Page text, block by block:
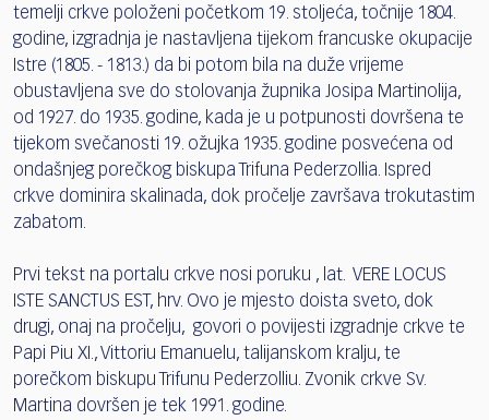
temelji crkve položeni početkom 19. stoljeća, točnije 1804.
godine, izgradnja je nastavljena tijekom francuske okupacije
Istre (1805. - 1813.) da bi potom bila na duže vrijeme
obustavljena sve do stolovanja župnika Josipa Martinolija,
od 1927. do 1935. godine, kada je u potpunosti dovršena te
tijekom svečanosti 19. ožujka 1935. godine posvećena od
ondašnjeg porečkog biskupa Trifuna Pederzollia. Ispred
crkve dominira skalinada, dok pročelje završava trokutastim
zabatom.
Prvi tekst na portalu crkve nosi poruku , lat. VERE LOCUS
ISTE SANCTUS EST, hrv. Ovo je mjesto doista sveto, dok
drugi, onaj na pročelju, govori o povijesti izgradnje crkve te
Papi Piu XI., Vittoriu Emanuelu, talijanskom kralju, te
porečkom biskupu Trifunu Pederzolliu. Zvonik crkve Sv.
Martina dovršen je tek 1991. godine.